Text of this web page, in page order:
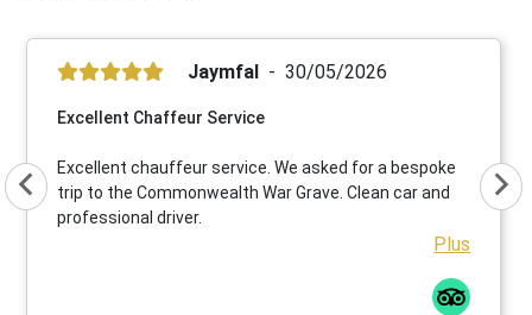
Jaymfal 30/05/2026
Excellent Chaffeur Service
Excellent chauffeur service. We asked for a bespoke
trip to the Commonwealth War Grave. Clean car and
professional driver.
Plus